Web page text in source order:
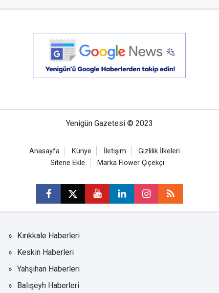
Yenigün Gazetesi © 2023
Anasayfa Künye İletişim
Gizlilik İlkeleri
Sitene Ekle
Marka Flower Çiçekçi
Kırıkkale Haberleri
Keskin Haberleri
Yahşihan Haberleri
Balışeyh Haberleri